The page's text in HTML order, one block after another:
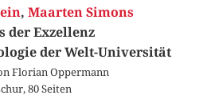
, Maarten Simons
der Exzellenz
der Welt-Universität
Florian Oppermann
80 Seiten